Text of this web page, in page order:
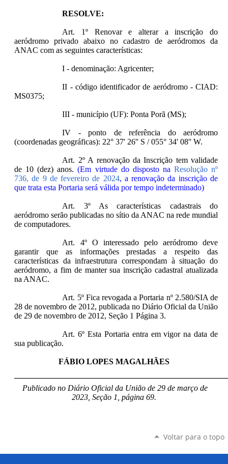
RESOLVE:
Art. 1º Renovar e alterar a inscrição do
aeródromo privado abaixo no cadastro de aeródromos da
ANAC com as seguintes características:
I - denominação: Agricenter;
II - código identificador de aeródromo - CIAD:
MS0375;
III - município (UF): Ponta Porã (MS);
IV - ponto de referência do aeródromo
(coordenadas geográficas): 22° 37' 26'' S / 055° 34' 08'' W.
Art. 2º A renovação da Inscrição tem validade
de 10 (dez) anos.(Em virtude do disposto na Resolução nº
736, de 9 de fevereiro de 2024, a renovação da inscrição de
que trata esta Portaria será válida por tempo indeterminado)
Art. 3º As características cadastrais do
aeródromo serão publicadas no sítio da ANAC na rede mundial
de computadores.
Art. 4º O interessado pelo aeródromo deve
garantir que as informações prestadas a respeito das
características da infraestrutura correspondam à situação do
aeródromo, a fim de manter sua inscrição cadastral atualizada
na ANAC.
Art. 5º Fica revogada a Portaria nº 2.580/SIA de
28 de novembro de 2012, publicada no Diário Oficial da União
de 29 de novembro de 2012, Seção 1 Página 3.
Art. 6º Esta Portaria entra em vigor na data de
sua publicação.
FÁBIO LOPES MAGALHÃES
Publicado no Diário Oficial da União de 29 de março de
2023, Seção 1, página 69.
Voltar para o topo